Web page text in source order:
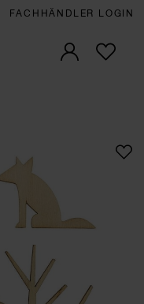
FACHHÄNDLER LOGIN